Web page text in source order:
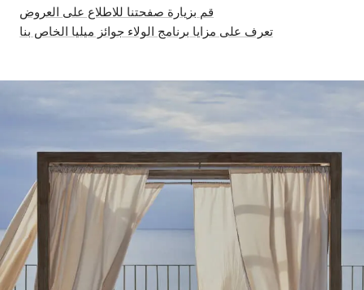
قم بزيارة صفحتنا للاطلاع على العروض
تعرف على مزايا برنامج الولاء جوائز ميليا الخاص بنا